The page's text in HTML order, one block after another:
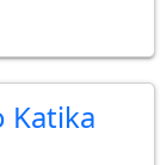
Katika